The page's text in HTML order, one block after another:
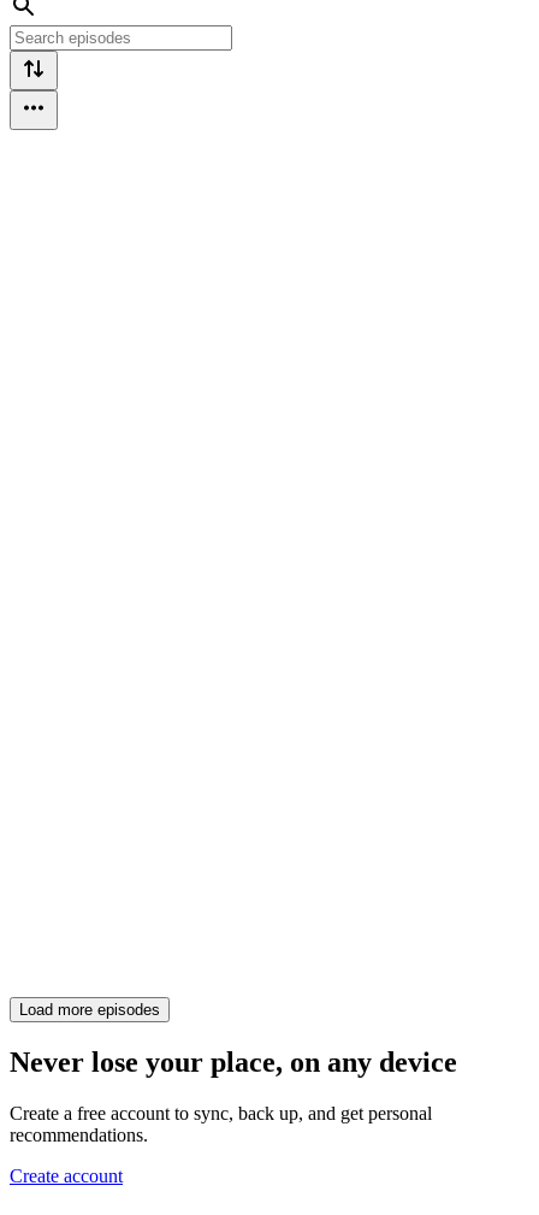
Load more episodes
Never lose your place, on any device
Create a free account to sync, back up, and get personal
recommendations.
Create account